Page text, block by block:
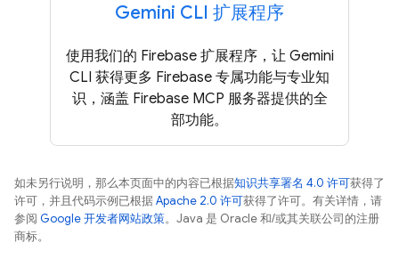
Gemini CLI 扩展程序
使用我们的 Firebase 扩展程序，让 Gemini
CLI 获得更多 Firebase 专属功能与专业知
识，涵盖 Firebase MCP 服务器提供的全
部功能。
如未另行说明，那么本页面中的内容已根据知识共享署名 4.0 许可获得了
许可，并且代码示例已根据Apache 2.0 许可获得了许可。有关详情，请
参阅 Google 开发者网站政策。Java 是 Oracle 和/或其关联公司的注册
商标。